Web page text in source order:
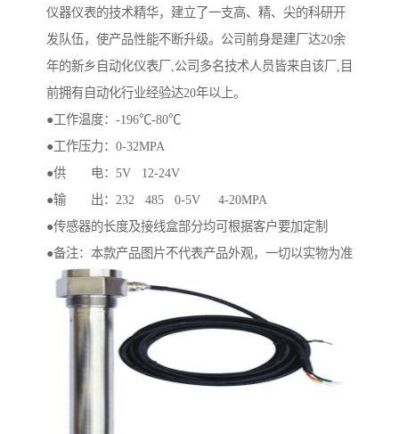
仪器仪表的技术精华，建立了一支高、精、尖的科研开
发队伍，使产品性能不断升级。公司前身是建厂达20余
年的新乡自动化仪表厂,公司多名技术人员皆来自该厂,目
前拥有自动化行业经验达20年以上。
●工作温度：-196℃-80℃
●工作压力：0-32MPA
●供 电：5V 12-24V
●输 出：232 485 0-5V 4-20MPA
●传感器的长度及接线盒部分均可根据客户要加定制
●备注：本款产品图片不代表产品外观，一切以实物为准